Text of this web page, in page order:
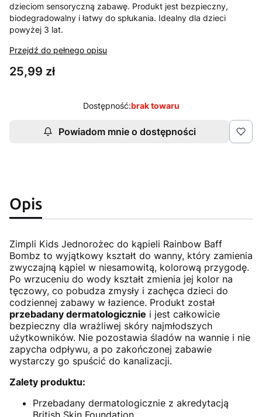
dzieciom sensoryczną zabawę. Produkt jest bezpieczny,
biodegradowalny i łatwy do spłukania. Idealny dla dzieci
powyżej 3 lat.
Przejdź do pełnego opisu
Cena
25,99 zł
Dostępność:brak towaru
Powiadom mnie o dostępności
Opis
Zimpli Kids Jednorożec do kąpieli Rainbow Baff
Bombz to wyjątkowy kształt do wanny, który zamienia
zwyczajną kąpiel w niesamowitą, kolorową przygodę.
Po wrzuceniu do wody kształt zmienia jej kolor na
tęczowy, co pobudza zmysły i zachęca dzieci do
codziennej zabawy w łazience. Produkt został
przebadany dermatologicznie i jest całkowicie
bezpieczny dla wrażliwej skóry najmłodszych
użytkowników. Nie pozostawia śladów na wannie i nie
zapycha odpływu, a po zakończonej zabawie
wystarczy go spuścić do kanalizacji.
Zalety produktu:
Przebadany dermatologicznie z akredytacją
British Skin Foundation